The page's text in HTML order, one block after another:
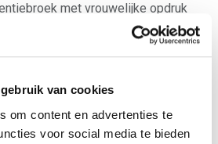
van cookies
om content en advertenties te
voor social media te bieden
met vrouwelijke opdruk
ondergoed aan- en
anatomische pasvorm, elastische
Het broekje biedt een
en bacteriegroei ontstaan.